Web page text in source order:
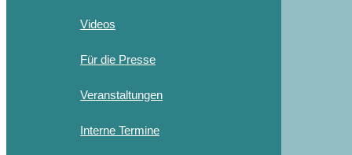
Videos
Für die Presse
Veranstaltungen
Interne Termine